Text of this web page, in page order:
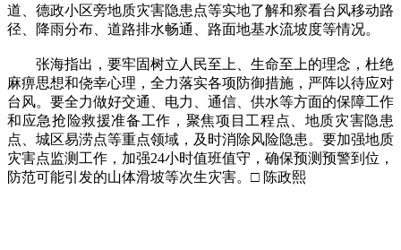
道、德政小区旁地质灾害隐患点等实地了解和察看台风移动路
径、降雨分布、道路排水畅通、路面地基水流坡度等情况。
张海指出，要牢固树立人民至上、生命至上的理念，杜绝
麻痹思想和侥幸心理，全力落实各项防御措施，严阵以待应对
台风。要全力做好交通、电力、通信、供水等方面的保障工作
和应急抢险救援准备工作，聚焦项目工程点、地质灾害隐患
点、城区易涝点等重点领域，及时消除风险隐患。要加强地质
灾害点监测工作，加强24小时值班值守，确保预测预警到位，
防范可能引发的山体滑坡等次生灾害。□ 陈政熙